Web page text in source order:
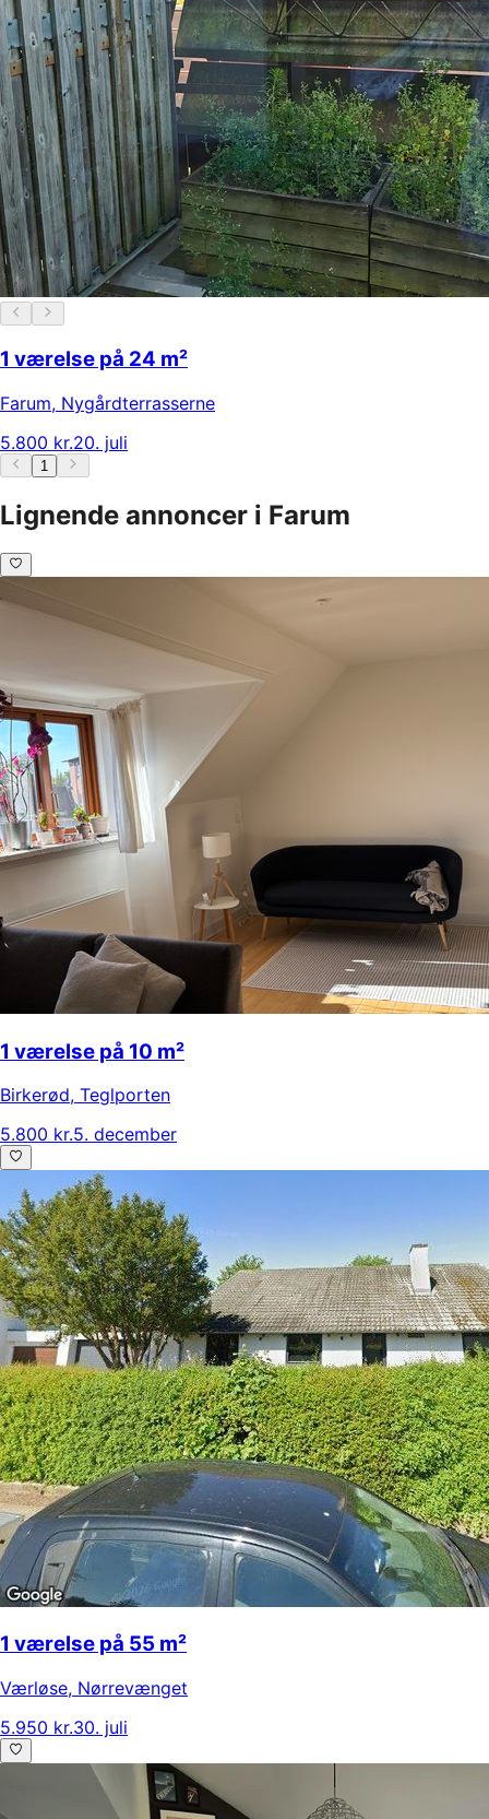
1 værelse på 24 m²
Farum, Nygårdterrasserne
5.800 kr.20. juli
1
Lignende annoncer i Farum
1 værelse på 10 m²
Birkerød, Teglporten
5.800 kr.5. december
1 værelse på 55 m²
Værløse, Nørrevænget
5.950 kr.30. juli